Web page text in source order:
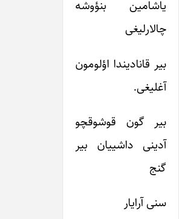
یاشامین بنؤوشه
چالارلیغی
بیر قانادیندا اؤلومون
آغلیغی.
بیر گون قوشوقچو
آدینی داشییان بیر
گنج
سنی آرایار